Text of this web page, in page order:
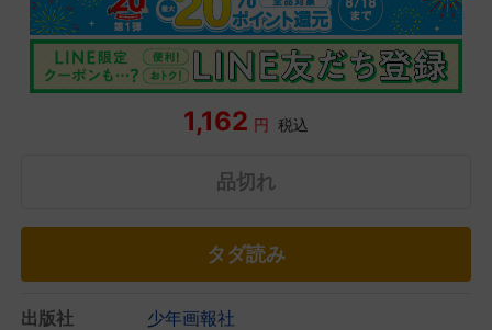
1,162 円 税込
品切れ
タダ読み
出版社 少年画報社